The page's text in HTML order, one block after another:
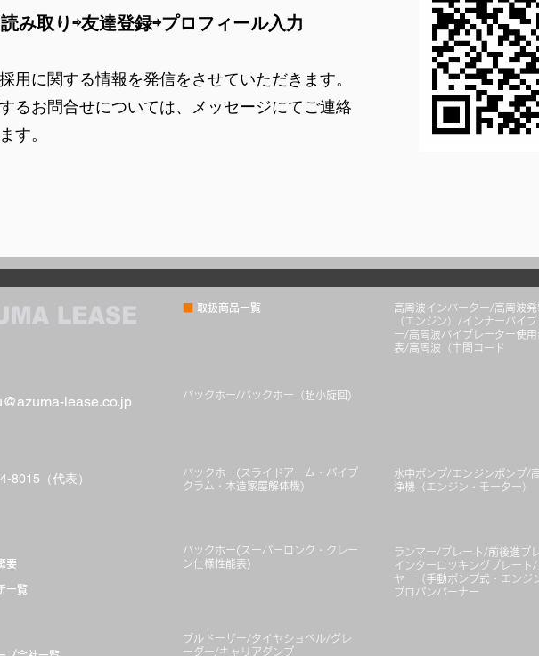
み取り⇨友達登録⇨プロフィール入力
用に関する情報を発信をさせていただきます。
るお問合せについては、メッセージにてご連絡
す。
取扱商品一覧
高周波インバーター/高周波発
（エンジン）/インナーバイ
ー/高周波バイブレーター使用
表/高周波（中間コード
lease.co.jp バックホー/バックホー（超小旋回)
8015（代表）
バックホー(スライドアーム・パイプ
クラム・木造家屋解体機)
水中ポンプ/エンジンポンプ/
浄機（エンジン・モーター）
要
一覧
バックホー(スーパーロング・クレー
ン仕様性能表)
ランマー/プレート/前後進プ
インターロッキングプレート/
ヤー（手動ポンプ式・エンジ
プロパンバーナー
ブルドーザー/タイヤショベル/グレ
ーダー/キャリアダンプ